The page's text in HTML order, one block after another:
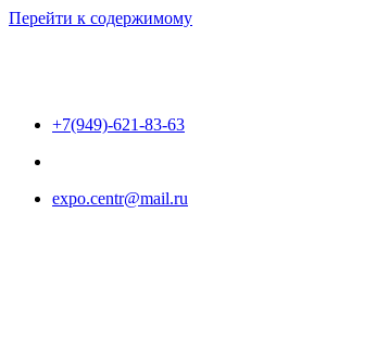
Перейти к содержимому
+7(949)-621-83-63
expo.centr@mail.ru